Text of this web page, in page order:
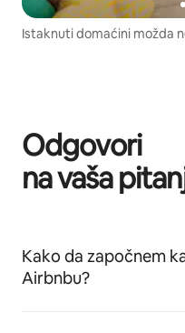
Istaknuti domaćini možda
Odgovori
na vaša
Kako da započnem
Airbnbu?